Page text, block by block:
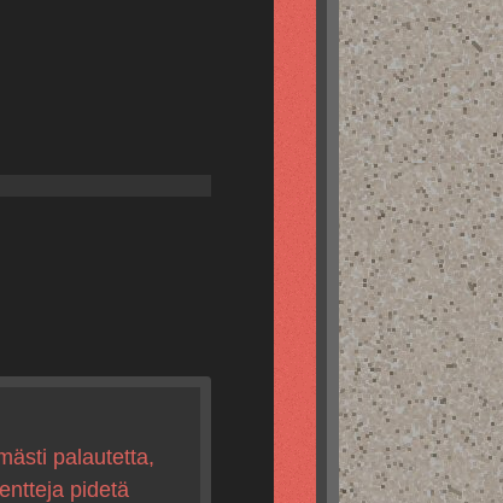
palautetta,
pidetä